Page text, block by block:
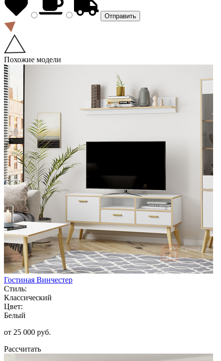
Похожие модели
Гостиная Винчестер
Стиль:
Классический
Цвет:
Белый
от 25 000 руб.
Рассчитать